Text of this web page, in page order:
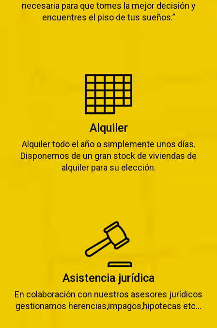
necesaria para que tomes la mejor decisión y
encuentres el piso de tus sueños.”
Alquiler
Alquiler todo el año o simplemente unos días.
Disponemos de un gran stock de viviendas de
alquiler para su elección.
Asistencia jurídica
En colaboración con nuestros asesores jurídicos
gestionamos herencias,impagos,hipotecas etc…